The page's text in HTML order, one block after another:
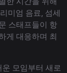
미엄 음료, 섬세
스태프들이 항
게 대응하며 최
모임부터 새로